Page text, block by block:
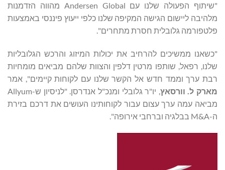
"שיתוף הפעולה שלנו עם Andersen Global מהווה הזדמנות
מלהיבה ליישום הגישה המקיפה שלנו כלפי ייעוץ פיננסי באמצעות
פלטפורמה גלובלית חסרת מתחרים".
"כשאנו ממשיכים להרחיב את יכולות המיזוג והרכש הגלובליות
שלנו, רפאל, שותפו מרטין דלפין והצוות שלהם מביאים מומחיות
רבת ערך וממד חדש אל הקשר שלנו עם לקוחות קיימים", אמר
מארק ל. וורסאץ
, יו"ר גלובלי ומנכ"ל אנדרסן. "לניסיון ש-Allyum
מביאה עמה ערך עצום עבור לקוחותינו העושים את דרכם בזירת
ה-M&A בבלגיה וברחבי אירופה".